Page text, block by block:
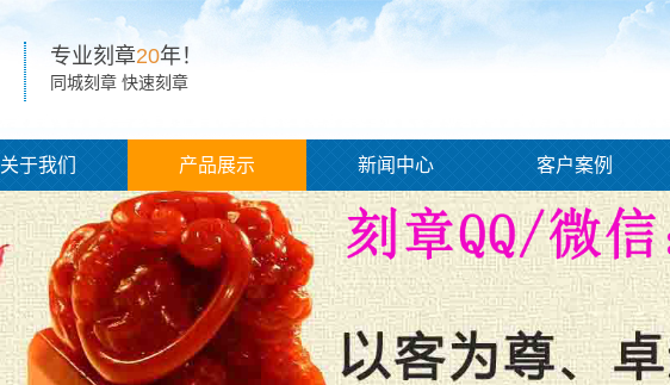
专业刻章20年！
同城刻章 快速刻章
关于我们 产品展示 新闻中心 客户案例